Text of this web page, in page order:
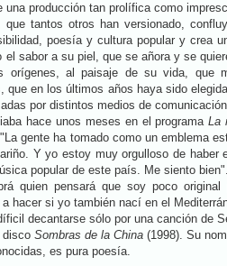
una producción tan prolífica como
que tantos otros han versionado,
poesía y cultura popular y crea
el sabor a su piel, que se añora y se
orígenes, al paisaje de su vida, que
que en los últimos años haya sido
por distintos medios de
hace unos meses en el programaLa
gente ha tomado como un emblema
Y yo estoy muy orgulloso de haber
popular de este país. Me siento bien".
quien pensará que soy poco
hacer si yo también nací en el
decantarse sólo por una canción de
disco Sombras de la China (1998). Su
es pura poesía.